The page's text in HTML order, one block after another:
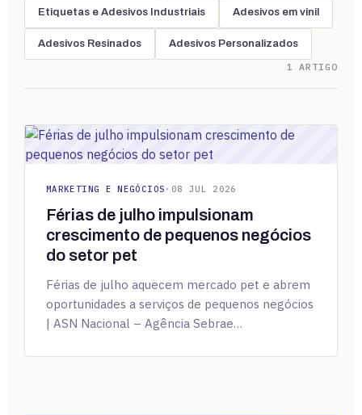
Etiquetas e Adesivos Industriais Adesivos em vinil
Adesivos Resinados Adesivos Personalizados
1 ARTIGO
MARKETING E NEGÓCIOS · 08 JUL 2026
Férias de julho impulsionam
crescimento de pequenos negócios
do setor pet
Férias de julho aquecem mercado pet e abrem
oportunidades a serviços de pequenos negócios
| ASN Nacional – Agência Sebrae…